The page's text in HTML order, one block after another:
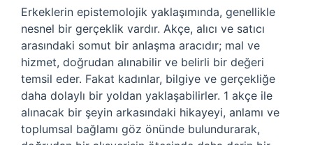
Erkeklerin epistemolojik yaklaşımında, genellikle
nesnel bir gerçeklik vardır. Akçe, alıcı ve satıcı
arasındaki somut bir anlaşma aracıdır; mal ve
hizmet, doğrudan alınabilir ve belirli bir değeri
temsil eder. Fakat kadınlar, bilgiye ve gerçekliğe
daha dolaylı bir yoldan yaklaşabilirler. 1 akçe ile
alınacak bir şeyin arkasındaki hikayeyi, anlamı ve
toplumsal bağlamı göz önünde bulundurarak,